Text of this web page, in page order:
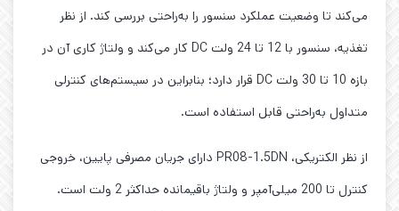
می‌کند تا وضعیت عملکرد سنسور را به‌راحتی بررسی کند. از نظر
تغذیه، سنسور با 12 تا 24 ولت DC کار می‌کند و ولتاژ کاری آن در
بازه 10 تا 30 ولت DC قرار دارد؛ بنابراین در سیستم‌های کنترلی
متداول به‌راحتی قابل استفاده است.
از نظر الکتریکی، PR08-1.5DN دارای جریان مصرفی پایین، خروجی
کنترل تا 200 میلی‌آمپر و ولتاژ باقیمانده حداکثر 2 ولت است.